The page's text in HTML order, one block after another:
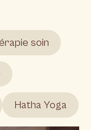
soin
Hatha Yoga